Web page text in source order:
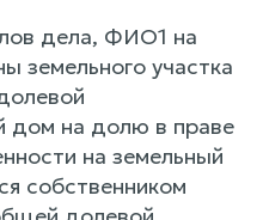
дела, ФИО1 на
земельного участка
дом на долю в праве
на земельный
собственником